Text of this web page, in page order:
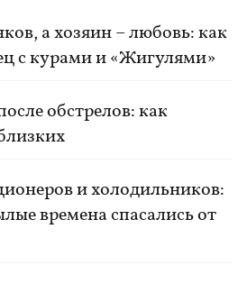
а хозяин – любовь: как
с курами и «Жигулями»
обстрелов: как
и холодильников:
времена спасались от